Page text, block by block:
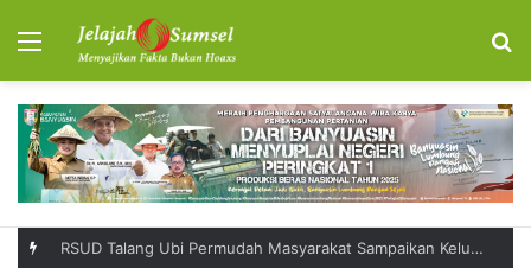
Menu
RSUD Talang Ubi Permudah Masyarakat Sampaikan Keluhan Lewat Kanal Pengaduan Resmi